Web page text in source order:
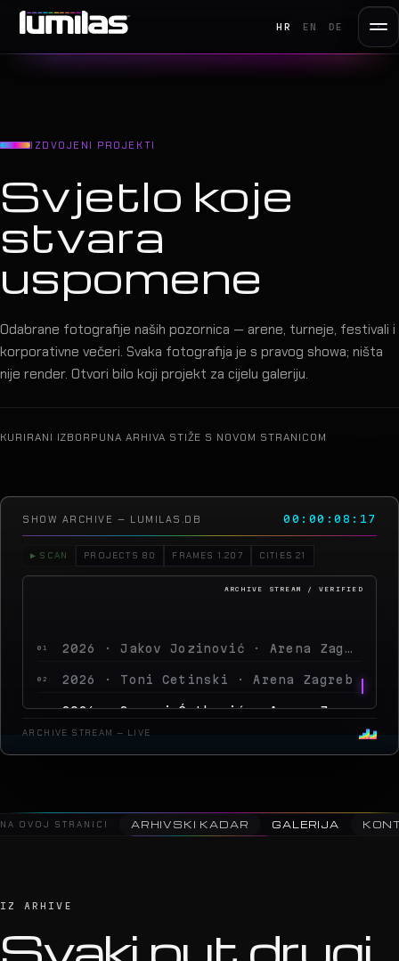
HR EN DE
IZDVOJENI PROJEKTI
Svjetlo koje
stvara
uspomene
Odabrane fotografije naših pozornica — arene, turneje, festivali i
korporativne večeri. Svaka fotografija je s pravog showa; ništa
nije render. Otvori bilo koji projekt za cijelu galeriju.
KURIRANI IZBORPUNA ARHIVA STIŽE S NOVOM STRANICOM
SHOW ARCHIVE — LUMILAS.DB 00:00:11:20
▶ SCAN PROJECTS 80 FRAMES 1.207 CITIES 21
02 2026 · Toni Cetinski · Arena Zagreb
03 2026 · Sergej Ćetković · Arena Zagreb
2026 · Peđa Jovanović · Arena Zagreb
ARCHIVE STREAM — LIVE
NA OVOJ STRANICI ARHIVSKI KADAR GALERIJA
IZ ARHIVE